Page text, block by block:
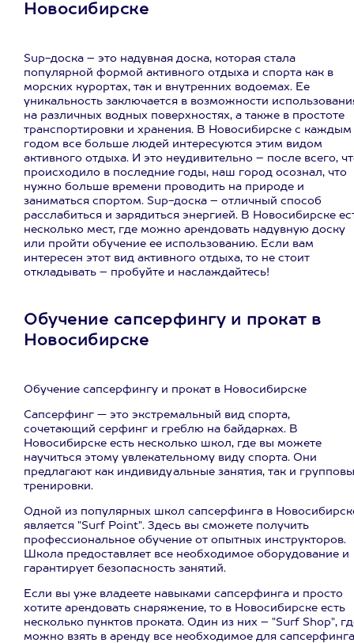
Новосибирске
Sup-доска – это надувная доска, которая стала
популярной формой активного отдыха и спорта как в
морских курортах, так и внутренних водоемах. Ее
уникальность заключается в возможности
на различных водных поверхностях, а также в простоте
транспортировки и хранения. В Новосибирске с каждым
годом все больше людей интересуются этим видом
активного отдыха. И это неудивительно – после всего,
происходило в последние годы, наш город осознал, что
нужно больше времени проводить на природе и
заниматься спортом. Sup-доска – отличный способ
расслабиться и зарядиться энергией. В Новосибирске
несколько мест, где можно арендовать надувную доску
или пройти обучение ее использованию. Если вам
интересен этот вид активного отдыха, то не стоит
откладывать – пробуйте и наслаждайтесь!
Обучение сапсерфингу и прокат в
Новосибирске
Обучение сапсерфингу и прокат в Новосибирске
Сапсерфинг — это экстремальный вид спорта,
сочетающий серфинг и греблю на байдарках. В
Новосибирске есть несколько школ, где вы можете
научиться этому увлекательному виду спорта. Они
предлагают как индивидуальные занятия, так и
тренировки.
Одной из популярных школ сапсерфинга в
является "Surf Point". Здесь вы сможете получить
профессиональное обучение от опытных инструкторов.
Школа предоставляет все необходимое оборудование и
гарантирует безопасность занятий.
Если вы уже владеете навыками сапсерфинга и просто
хотите арендовать снаряжение, то в Новосибирске есть
несколько пунктов проката. Один из них – "Surf Shop",
можно взять в аренду все необходимое для